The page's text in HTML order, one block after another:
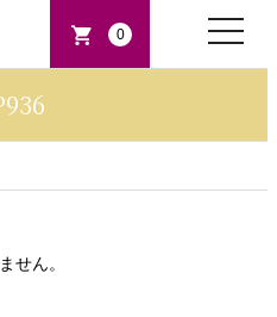
0
toggle
せん。